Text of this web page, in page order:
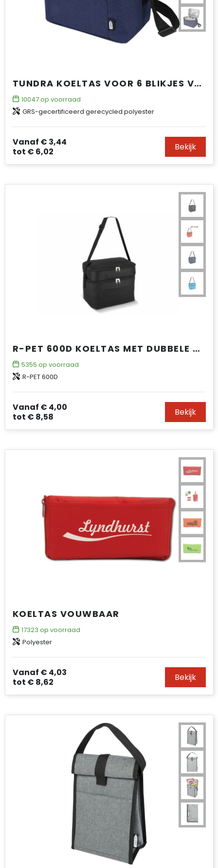
TUNDRA KOELTAS VOOR 6 BLIKJES VAN GRS RPET 5L
10047op voorraad
GRS-gecertificeerd gerecycled polyester
Vanaf € 3,44
tot € 6,02 Bekijk
R-PET 600D KOELTAS MET DUBBELE COMPARTIMENTEN, 30 X 20 X 24 CM, 12L
5355 op voorraad
R-PET 600D
Vanaf € 4,00
tot € 8,58 Bekijk
KOELTAS VOUWBAAR
17323 op voorraad
Polyester
Vanaf € 4,03
tot € 8,62 Bekijk